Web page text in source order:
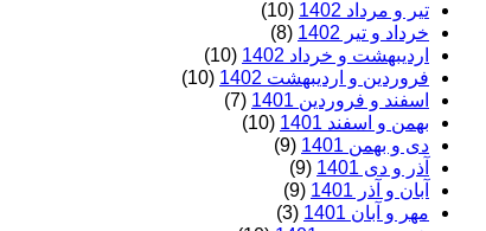
تیر و مرداد 1402
(10)
خرداد و تیر 1402
(8)
اردیبهشت و خرداد 1402
(10)
فروردین و اردیبهشت 1402
(10)
اسفند و فروردین 1401
(7)
بهمن و اسفند 1401
(10)
دی و بهمن 1401
(9)
آذر و دی 1401
(9)
آبان و آذر 1401
(9)
مهر و آبان 1401
(3)